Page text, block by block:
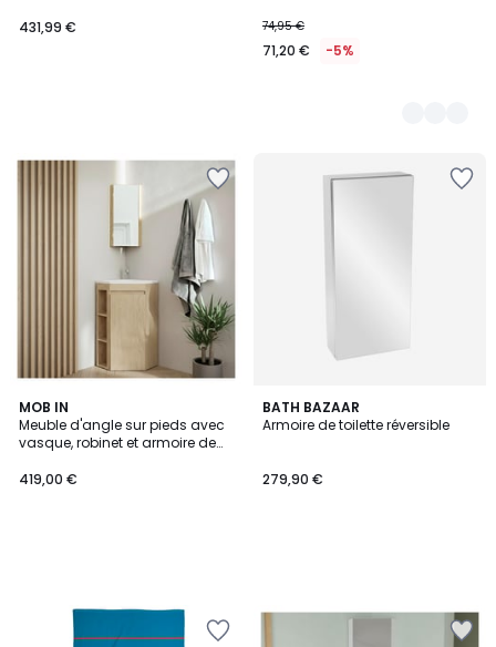
431,99 €
74,95 €
71,20 € -5%
MOB IN
Meuble d'angle sur pieds avec
vasque, robinet et armoire de
419,00 €
BATH BAZAAR
Armoire de toilette réversible
279,90 €